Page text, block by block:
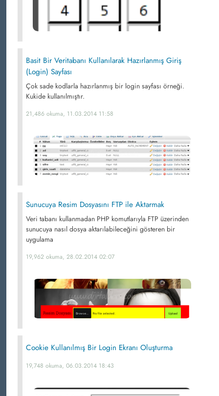
Basit Bir Veritabanı Kullanılarak Hazırlanmış Giriş
(Login) Sayfası
Çok sade kodlarla hazırlanmış bir login sayfası örneği.
Kukide kullanılmıştır.
21,486 okuma, 11.03.2014 11:58
Sunucuya Resim Dosyasını FTP ile Aktarmak
Veri tabanı kullanmadan PHP komutlarıyla FTP üzerinden
sunucuya nasıl dosya aktarılabileceğini gösteren bir
uygulama
19,962 okuma, 28.02.2014 02:07
Cookie Kullanılmış Bir Login Ekranı Oluşturma
19,748 okuma, 06.03.2014 18:43